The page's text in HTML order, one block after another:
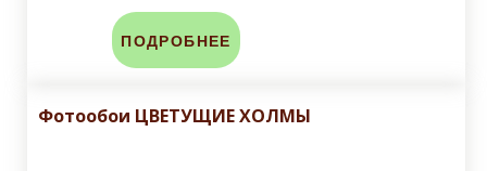
ПОДРОБНЕЕ
Фотообои ЦВЕТУЩИЕ ХОЛМЫ